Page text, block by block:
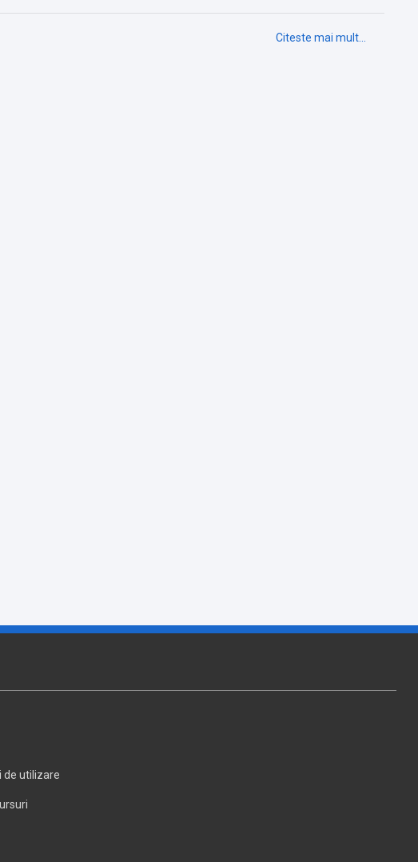
Citeste mai mult...
de utilizare